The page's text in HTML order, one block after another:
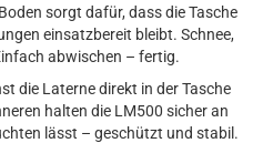
sorgt dafür, dass die Tasche
einsatzbereit bleibt. Schnee,
abwischen – fertig.
die Laterne direkt in der Tasche
halten die LM500 sicher an
lässt – geschützt und stabil.